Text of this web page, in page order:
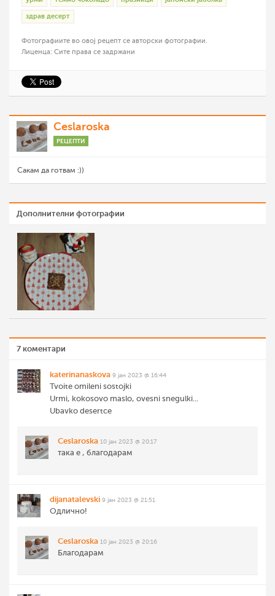
здрав десерт
Фотографиите во овој рецепт се авторски фотографии.
Лиценца: Сите права се задржани
Ceslaroska
РЕЦЕПТИ
Сакам да готвам :))
Дополнителни фотографии
7 коментари
katerinanaskova 9 јан 2023 @ 16:44
Tvoite omileni sostojki
Urmi, kokosovo maslo, ovesni snegulki...
Ubavko desertce
Ceslaroska 10 јан 2023 @ 20:17
така е , благодарам
dijanatalevski 9 јан 2023 @ 21:51
Одлично!
Ceslaroska 10 јан 2023 @ 20:16
Благодарам